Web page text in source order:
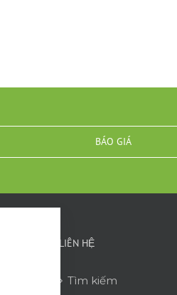
BÁO GIÁ
LIÊN HỆ
Tìm kiếm